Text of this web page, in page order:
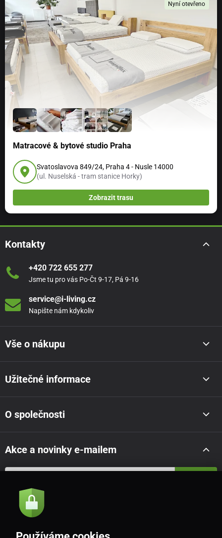
Nyní otevřeno
Matracové & bytové studio Praha
Svatoslavova 849/24, Praha 4 - Nusle 14000
(ul. Nuselská - tram stanice Horky)
Zobrazit trasu
Kontakty
+420 722 655 277
Jsme tu pro vás Po-Čt 9-17, Pá 9-16
service@i-living.cz
Napište nám kdykoliv
Vše o nákupu
Užitečné informace
O společnosti
Akce a novinky e-mailem
Souhlasím se